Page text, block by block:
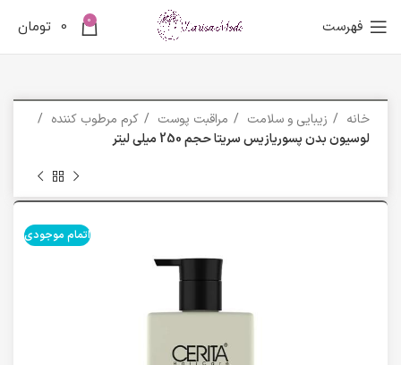
فهرست 0
0 تومان
خانه زیبایی و سلامت مراقبت پوست
کرم مرطوب کننده
لوسیون بدن پسوریازیس سریتا حجم 250 میلی لیتر
اتمام موجودی